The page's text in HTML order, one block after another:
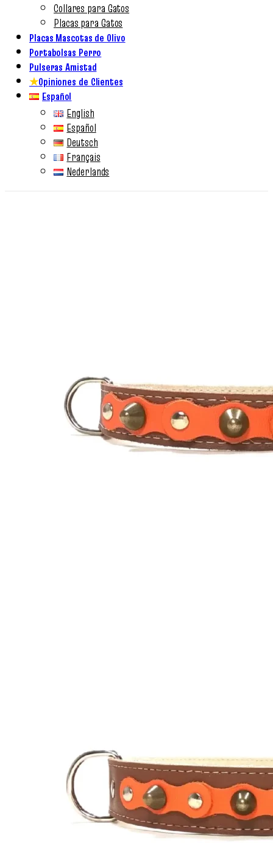
Collares para Gatos
Placas para Gatos
Placas Mascotas de Olivo
Portabolsas Perro
Pulseras Amistad
★Opiniones de Clientes
Español
English
Español
Deutsch
Français
Nederlands